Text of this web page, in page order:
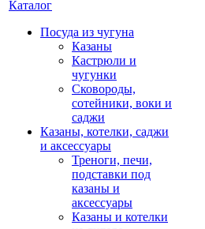
Каталог
Посуда из чугуна
Казаны
Кастрюли и
чугунки
Сковороды,
сотейники, воки и
саджи
Казаны, котелки, саджи
и аксессуары
Треноги, печи,
подставки под
казаны и
аксессуары
Казаны и котелки